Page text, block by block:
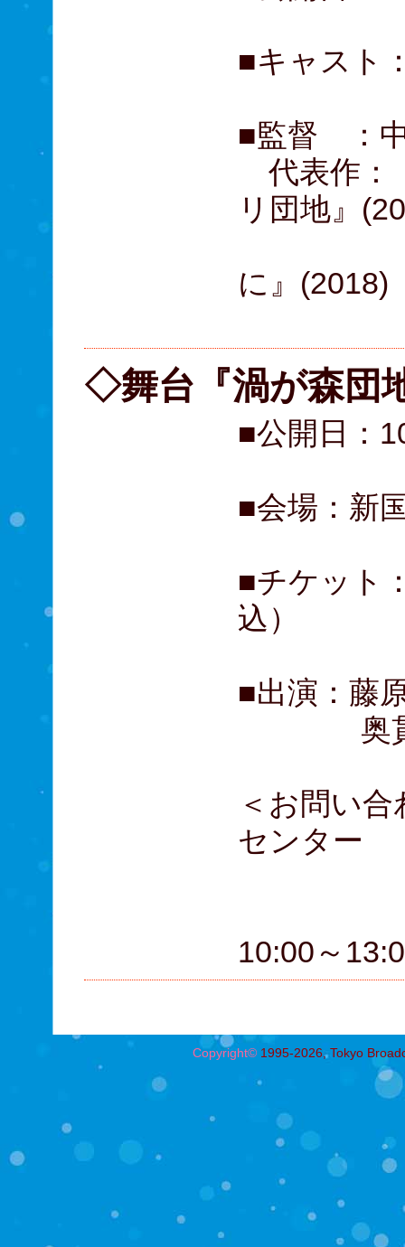
■キャスト
■監督 ：
代表作：
リ団地』
に』(2018)
◇舞台『渦が森団
■公開日：
■会場：新
■チケット
込）
■出演：藤
奥貫
＜お問い
センター
10:00～
Copyright©1995-2026, Tokyo